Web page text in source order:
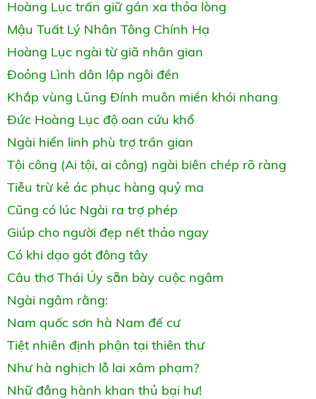
Hoàng Lục trấn giữ gần xa thỏa lòng
Mậu Tuất Lý Nhân Tông Chính Hạ
Hoàng Lục ngài từ giã nhân gian
Đoỏng Lình dân lập ngôi đền
Khắp vùng Lũng Đính muôn miền khói nhang
Đức Hoàng Lục độ oan cứu khổ
Ngài hiển linh phù trợ trần gian
Tội công (Ai tội, ai công) ngài biên chép rõ ràng
Tiễu trừ kẻ ác phục hàng quỷ ma
Cũng có lúc Ngài ra trợ phép
Giúp cho người đẹp nết thảo ngay
Có khi dạo gót đông tây
Câu thơ Thái Úy sẵn bày cuộc ngâm
Ngài ngâm rằng:
Nam quốc sơn hà Nam đế cư
Tiệt nhiên định phận tại thiên thư
Như hà nghịch lỗ lai xâm phạm?
Nhữ đẳng hành khan thủ bại hư!